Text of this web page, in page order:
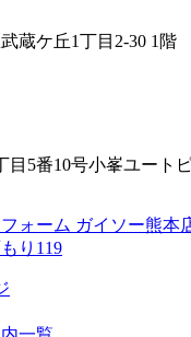
蔵ケ丘1丁目2-30 1階
目5番10号小峯ユート